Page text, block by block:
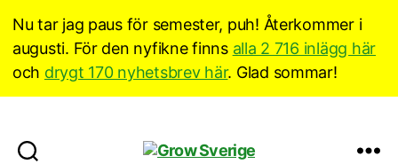
Nu tar jag paus för semester, puh! Återkommer i
augusti. För den nyfikne finns alla 2 716 inlägg här
och drygt 170 nyhetsbrev här. Glad sommar!